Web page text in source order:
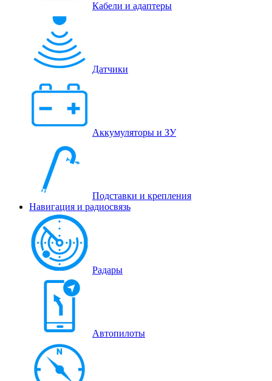
Кабели и адаптеры
Датчики
Аккумуляторы и ЗУ
Подставки и крепления
Навигация и радиосвязь
Радары
Автопилоты